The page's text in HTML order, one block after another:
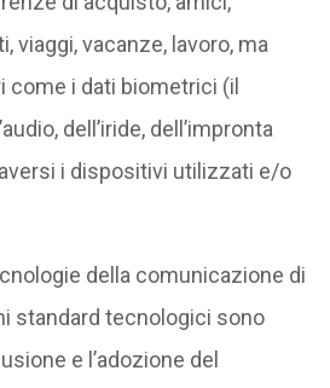
viaggi, vacanze, lavoro, ma
come i dati biometrici (il
dell’iride, dell’impronta
i dispositivi utilizzati e/o
della comunicazione di
standard tecnologici sono
e l’adozione del